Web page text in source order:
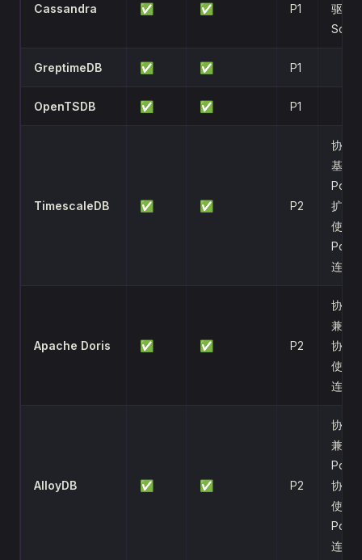
Cassandra ✅ ✅ P1
驱动
GreptimeDB ✅ ✅ P1
OpenTSDB ✅ ✅ P1
TimescaleDB ✅ ✅ P2
协议
基于
扩展
使用
连接
Apache Doris ✅ ✅ P2
协议
兼容
协议
使用
连接
AlloyDB ✅ ✅ P2
协议
兼容
协议
使用
连接